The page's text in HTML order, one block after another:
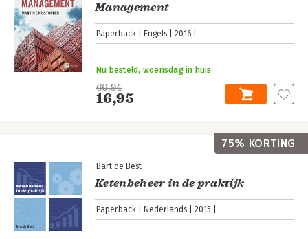
Management
Paperback Engels 2016
66,94
16,95
Nu besteld, woensdag in huis
Bart de Best
Ketenbeheer in de praktijk
Paperback Nederlands 2015
75% KORTING